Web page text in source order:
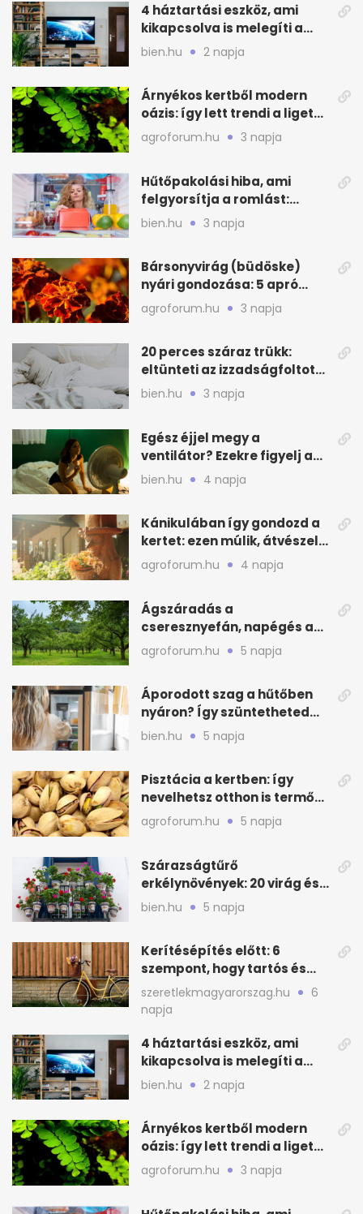
4 háztartási eszköz, ami
kikapcsolva is melegíti a
lakást
bien.hu 2 napja
Árnyékos kertből modern
oázis: így lett trendi a ligetes
zöld
agroforum.hu 3 napja
Hűtőpakolási hiba, ami
felgyorsítja a romlást:
zónákra figyelj
bien.hu 3 napja
Bársonyvirág (büdöske)
nyári gondozása: 5 apró
lépés a dús virágzásért
agroforum.hu 3 napja
20 perces száraz trükk:
eltünteti az izzadságfoltot
és a szagot a matracról
bien.hu 3 napja
Egész éjjel megy a
ventilátor? Ezekre figyelj a
hőségben alvásnál
bien.hu 4 napja
Kánikulában így gondozd a
kertet: ezen múlik, átvészeli-
e a hőséget
agroforum.hu 4 napja
Ágszáradás a
cseresznyefán, napégés a
kajszin: mit tehetsz most?
agroforum.hu 5 napja
Áporodott szag a hűtőben
nyáron? Így szüntetheted
meg olcsón
bien.hu 5 napja
Pisztácia a kertben: így
nevelhetsz otthon is termő
növényt
agroforum.hu 5 napja
Szárazságtűrő
erkélynövények: 20 virág és
cserje a forró nyárra
bien.hu 5 napja
Kerítésépítés előtt: 6
szempont, hogy tartós és
praktikus legyen
szeretlekmagyarorszag.hu
6
napja
4 háztartási eszköz, ami
kikapcsolva is melegíti a
lakást
bien.hu 2 napja
Árnyékos kertből modern
oázis: így lett trendi a ligetes
zöld
agroforum.hu 3 napja